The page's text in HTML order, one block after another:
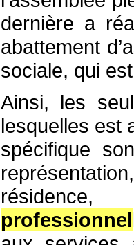
dernière a
abattement
sociale, qui
Ainsi, les
lesquelles est
spécifique
professionnel